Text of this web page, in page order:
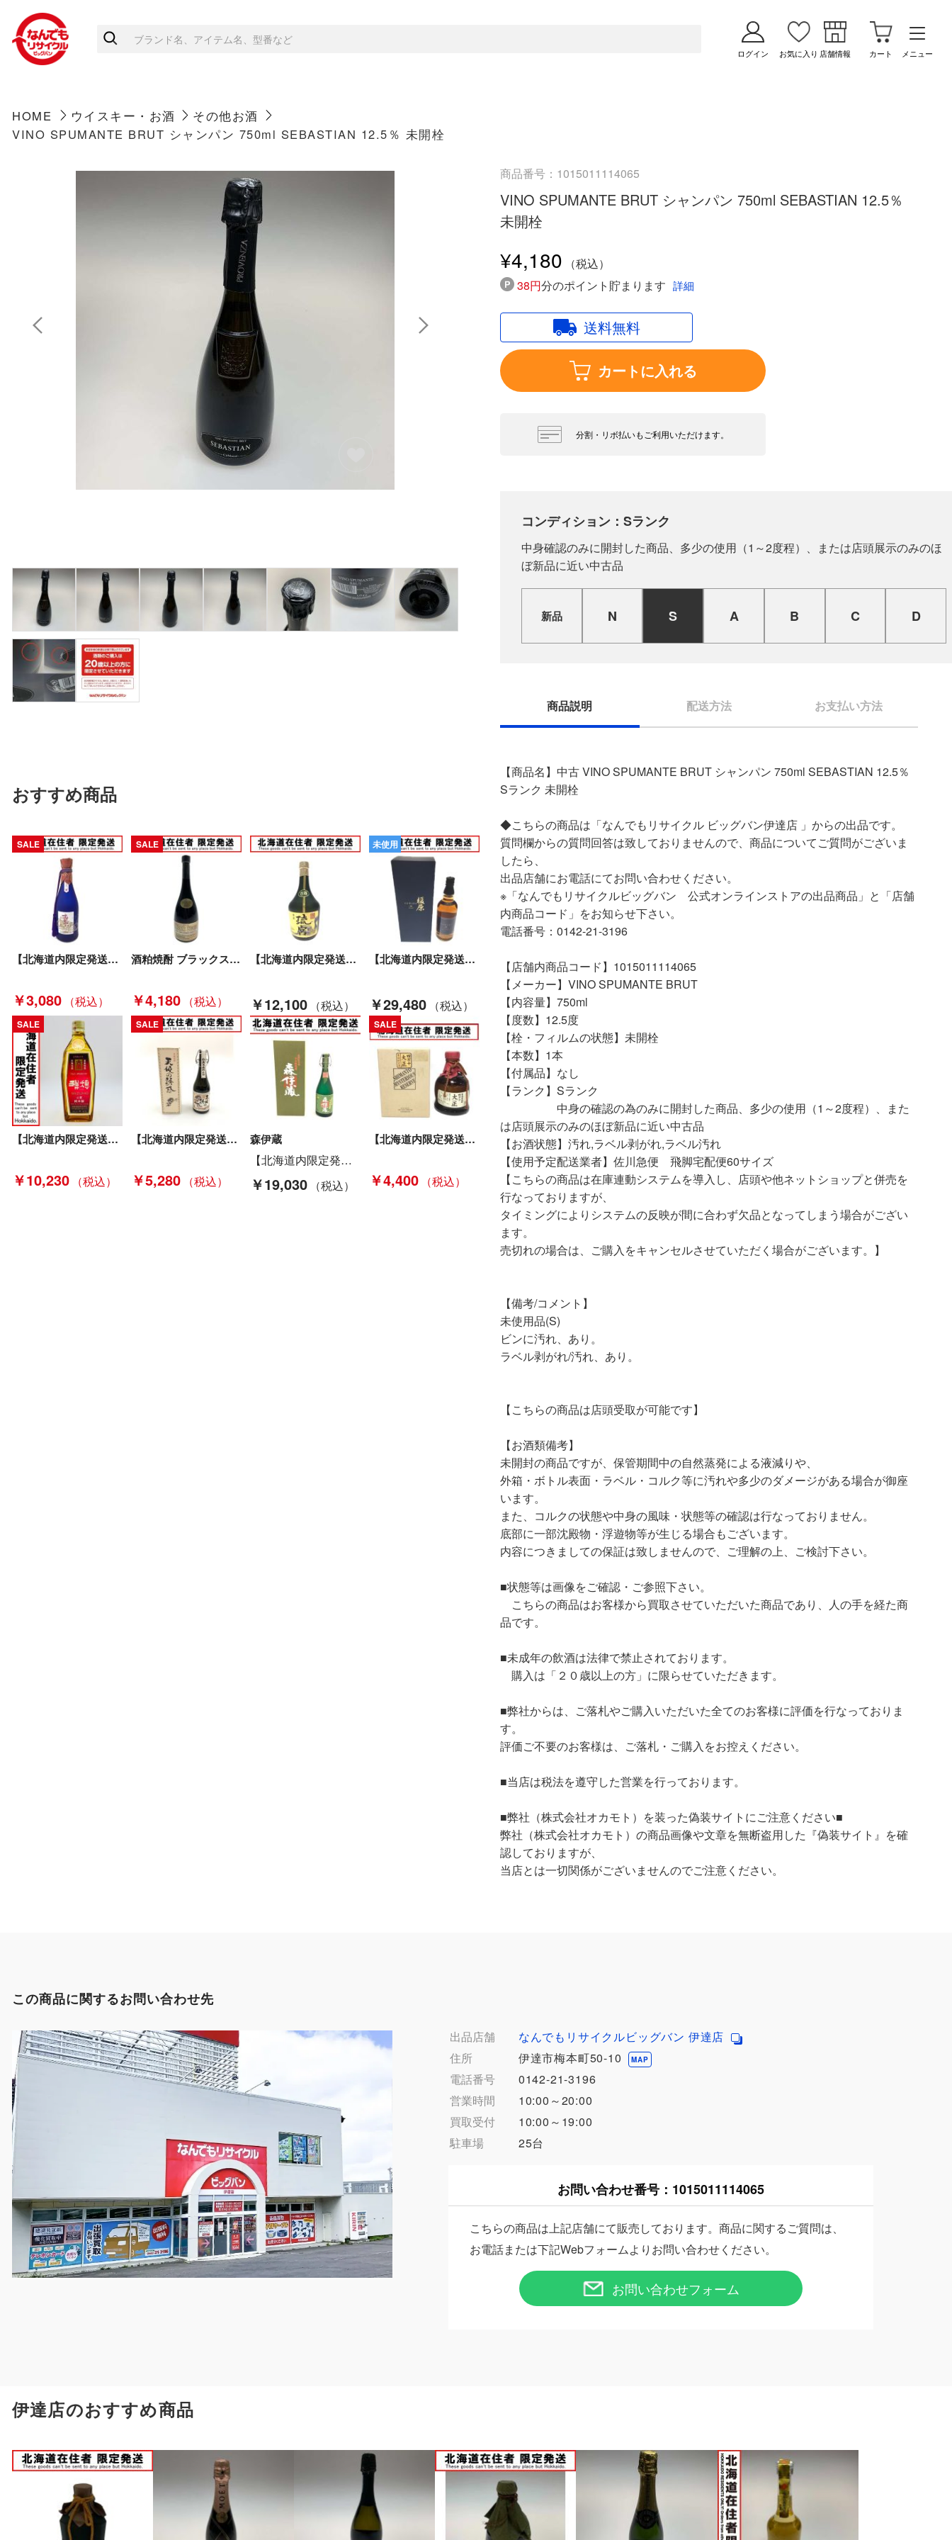
ログイン お気に入り 店舗情報 カート メニュー
HOME ウイスキー・お酒
その他お酒
VINO SPUMANTE BRUT シャンパン 750ml SEBASTIAN 12.5％ 未開栓
おすすめ商品
SALE
【北海道内限定発送】 すすきのBLEND 本格焼酎 720ml Sランク 未開栓
￥3,080
SALE
酒粕焼酎 ブラックストーン 10年貯蔵 750ml 41度 Sランク 未開栓
￥4,180
【北海道内限定発送】 石垣島本場泡盛 古酒 琉宮 720ml Sランク 未開栓
￥12,100
未使用
【北海道内限定発送】 井上酒造株式会社 リキュール 榎原 18年 720ml 37％ 外箱付属 Nランク 未開栓
￥29,480
SALE
【北海道内限定発送】 瑞穂酒造 泡盛 MIZUHO 瑞穂 首里の古酒 720ml 43度 Sランク 未開栓
￥10,230
SALE
【北海道内限定発送】 西酒造 秘蔵酒 天使の誘惑 芋焼酎 720ml 40度 Sランク 未開栓
￥5,280
森伊蔵
【北海道内限定発送】 Mori Izo 森伊蔵 長期熟成酒 かめ壺焼酎 芋焼酎 720ml 25度 Sランク 未開栓
￥19,030
SALE
【北海道内限定発送】 蒸留酒類 単式蒸留焼酎(乙類) 栗 900ml 四万十大正 35％ Sランク
￥4,400
商品番号：1015011114065
VINO SPUMANTE BRUT シャンパン 750ml SEBASTIAN 12.5％
未開栓
¥4,180
38円分のポイント貯まります 詳細
送料無料
カートに入れる
分割・リボ払いもご利用いただけます。
コンディション：Sランク
中身確認のみに開封した商品、多少の使用（1～2度程）、または店頭展示のみのほ
ぼ新品に近い中古品
新品 N S A B C D
商品説明 配送方法 お支払い方法
【商品名】中古 VINO SPUMANTE BRUT シャンパン 750ml SEBASTIAN 12.5％
Sランク 未開栓
◆こちらの商品は「なんでもリサイクル ビッグバン伊達店 」からの出品です。
質問欄からの質問回答は致しておりませんので、商品についてご質問がございま
したら、
出品店舗にお電話にてお問い合わせください。
※「なんでもリサイクルビッグバン 公式オンラインストアの出品商品」と「店舗
内商品コード」をお知らせ下さい。
電話番号：0142-21-3196
【店舗内商品コード】1015011114065
【メーカー】VINO SPUMANTE BRUT
【内容量】750ml
【度数】12.5度
【栓・フィルムの状態】未開栓
【本数】1本
【付属品】なし
【ランク】Sランク
中身の確認の為のみに開封した商品、多少の使用（1～2度程）、また
は店頭展示のみのほぼ新品に近い中古品
【お酒状態】汚れ,ラベル剥がれ,ラベル汚れ
【使用予定配送業者】佐川急便 飛脚宅配便60サイズ
【こちらの商品は在庫連動システムを導入し、店頭や他ネットショップと併売を
行なっておりますが、
タイミングによりシステムの反映が間に合わず欠品となってしまう場合がござい
ます。
売切れの場合は、ご購入をキャンセルさせていただく場合がございます。】
【備考/コメント】
未使用品(S)
ビンに汚れ、あり。
ラベル剥がれ/汚れ、あり。
【こちらの商品は店頭受取が可能です】
【お酒類備考】
未開封の商品ですが、保管期間中の自然蒸発による液減りや、
外箱・ボトル表面・ラベル・コルク等に汚れや多少のダメージがある場合が御座
います。
また、コルクの状態や中身の風味・状態等の確認は行なっておりません。
底部に一部沈殿物・浮遊物等が生じる場合もございます。
内容につきましての保証は致しませんので、ご理解の上、ご検討下さい。
■状態等は画像をご確認・ご参照下さい。
こちらの商品はお客様から買取させていただいた商品であり、人の手を経た商
品です。
■未成年の飲酒は法律で禁止されております。
購入は「２０歳以上の方」に限らせていただきます。
■弊社からは、ご落札やご購入いただいた全てのお客様に評価を行なっておりま
す。
評価ご不要のお客様は、ご落札・ご購入をお控えください。
■当店は税法を遵守した営業を行っております。
■弊社（株式会社オカモト）を装った偽装サイトにご注意ください■
弊社（株式会社オカモト）の商品画像や文章を無断盗用した『偽装サイト』を確
認しておりますが、
当店とは一切関係がございませんのでご注意ください。
この商品に関するお問い合わせ先
出品店舗
なんでもリサイクルビッグバン 伊達店
住所
伊達市梅本町50-10 MAP
電話番号
0142-21-3196
営業時間
10:00～20:00
買取受付
10:00～19:00
駐車場
25台
お問い合わせ番号： 1015011114065
こちらの商品は上記店舗にて販売しております。商品に関するご質問は、
お電話または下記Webフォームよりお問い合わせください。
お問い合わせフォーム
伊達店のおすすめ商品